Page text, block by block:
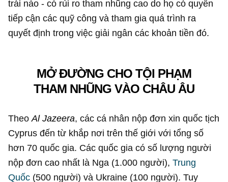
trái nào - có rủi ro tham nhũng cao do họ có quyền
tiếp cận các quỹ công và tham gia quá trình ra
quyết định trong việc giải ngân các khoản tiền đó.
MỞ ĐƯỜNG CHO TỘI PHẠM
THAM NHŨNG VÀO CHÂU ÂU
TheoAl Jazeera, các cá nhân nộp đơn xin quốc tịch
Cyprus đến từ khắp nơi trên thế giới với tổng số
hơn 70 quốc gia. Các quốc gia có số lượng người
nộp đơn cao nhất là Nga (1.000 người),Trung
Quốc (500 người) và Ukraine (100 người). Tuy